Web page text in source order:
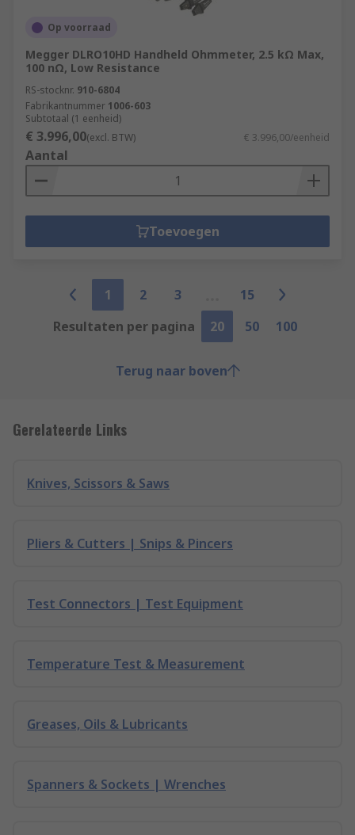
Op voorraad
Megger DLRO10HD Handheld Ohmmeter, 2.5 kΩ Max,
100 nΩ, Low Resistance
RS-stocknr. 910-6804
Fabrikantnummer 1006-603
Subtotaal (1 eenheid)
€ 3.996,00(excl. BTW) € 3.996,00/eenheid
Aantal
Toevoegen
1 2 3
15
Resultaten per pagina
20 50 100
Terug naar boven
Gerelateerde Links
Knives, Scissors & Saws
Pliers & Cutters | Snips & Pincers
Test Connectors | Test Equipment
Temperature Test & Measurement
Greases, Oils & Lubricants
Spanners & Sockets | Wrenches